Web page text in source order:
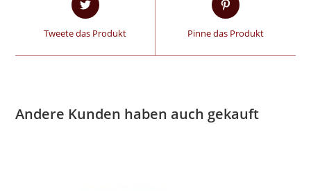
Tweete das Produkt Pinne das Produkt
Andere Kunden haben auch gekauft